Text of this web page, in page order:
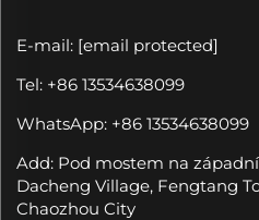
E-mail: [email protected]
Tel: +86 13534638099
WhatsApp: +86 13534638099
Add: Pod mostem na
Dacheng Village, Fengtang
Chaozhou City